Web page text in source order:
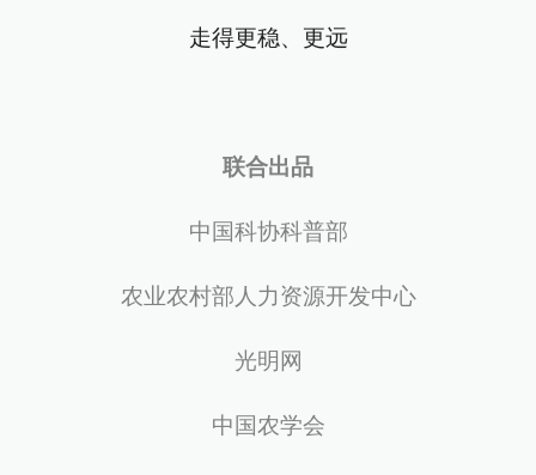
走得更稳、更远
联合出品
中国科协科普部
农业农村部人力资源开发中心
光明网
中国农学会